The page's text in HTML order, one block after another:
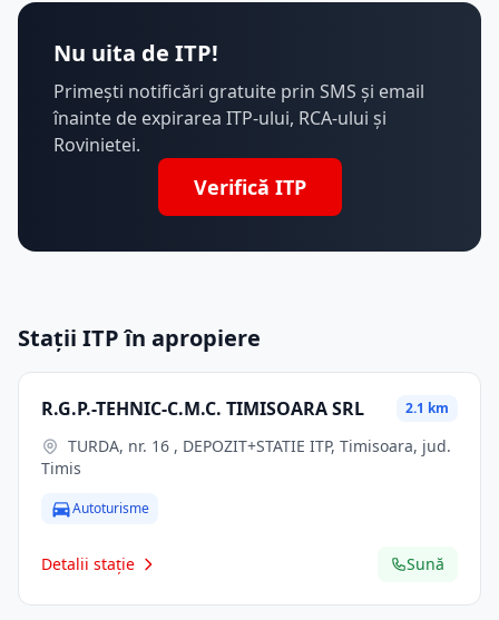
Nu uita de ITP!
Primești notificări gratuite prin SMS și email
înainte de expirarea ITP-ului, RCA-ului și
Rovinietei.
Verifică ITP
Stații ITP în apropiere
R.G.P.-TEHNIC-C.M.C. TIMISOARA SRL 2.1 km
Timis
Autoturisme
Detalii stație Sună